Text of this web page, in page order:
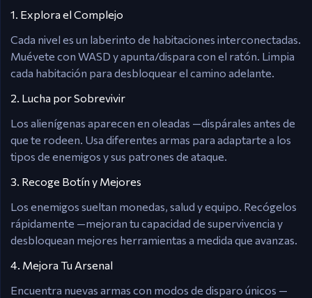
1. Explora el Complejo
Cada nivel es un laberinto de habitaciones interconectadas.
Muévete con WASD y apunta/dispara con el ratón. Limpia
cada habitación para desbloquear el camino adelante.
2. Lucha por Sobrevivir
Los alienígenas aparecen en oleadas —dispárales antes de
que te rodeen. Usa diferentes armas para adaptarte a los
tipos de enemigos y sus patrones de ataque.
3. Recoge Botín y Mejores
Los enemigos sueltan monedas, salud y equipo. Recógelos
rápidamente —mejoran tu capacidad de supervivencia y
desbloquean mejores herramientas a medida que avanzas.
4. Mejora Tu Arsenal
Encuentra nuevas armas con modos de disparo únicos —